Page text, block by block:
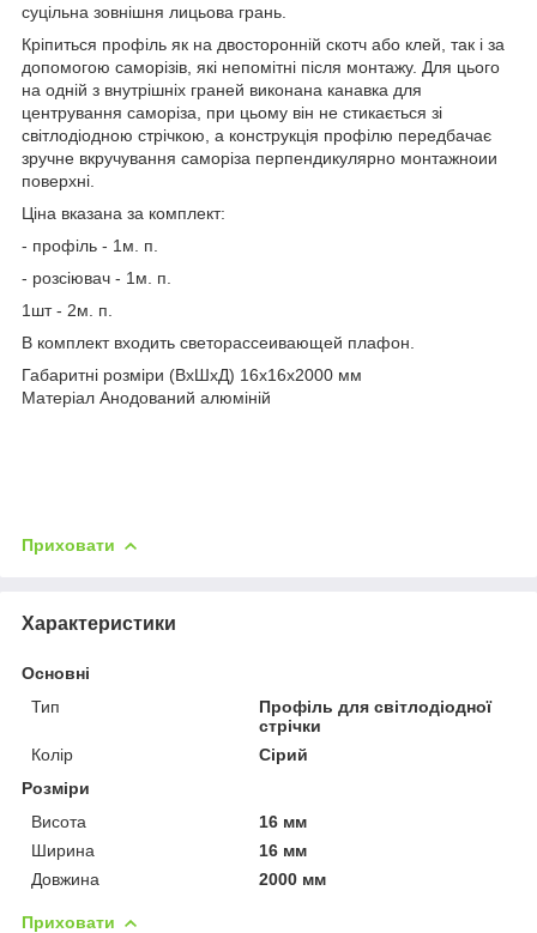
суцільна зовнішня лицьова грань.
Кріпиться профіль як на двосторонній скотч або клей, так і за
допомогою саморізів, які непомітні після монтажу. Для цього
на одній з внутрішніх граней виконана канавка для
центрування саморіза, при цьому він не стикається зі
світлодіодною стрічкою, а конструкція профілю передбачає
зручне вкручування саморіза перпендикулярно монтажноии
поверхні.
Ціна вказана за комплект:
- профіль - 1м. п.
- розсіювач - 1м. п.
1шт - 2м. п.
В комплект входить светорассеивающей плафон.
Габаритні розміри (ВхШхД) 16х16х2000 мм
Матеріал Анодований алюміній
Приховати
Характеристики
Основні
Тип
Профіль для світлодіодної
стрічки
Колір
Сірий
Розміри
Висота
16 мм
Ширина
16 мм
Довжина
2000 мм
Приховати